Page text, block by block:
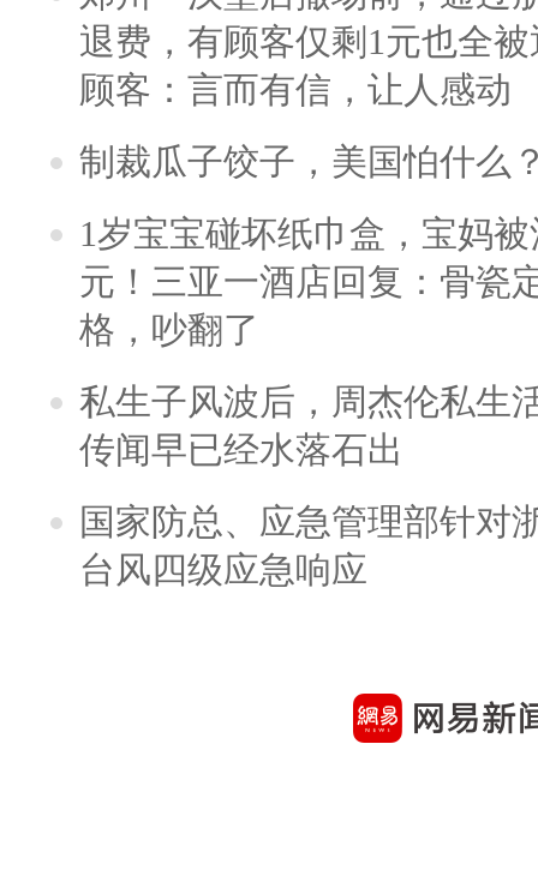
退费，有顾客仅剩1元也全
顾客：言而有信，让人感动
制裁瓜子饺子，美国怕什么
1岁宝宝碰坏纸巾盒，宝妈
元！三亚一酒店回复：骨瓷
格，吵翻了
私生子风波后，周杰伦私生
传闻早已经水落石出
国家防总、应急管理部针对
台风四级应急响应